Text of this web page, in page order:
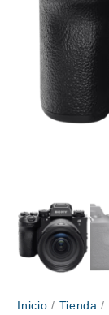
Inicio / Tienda /